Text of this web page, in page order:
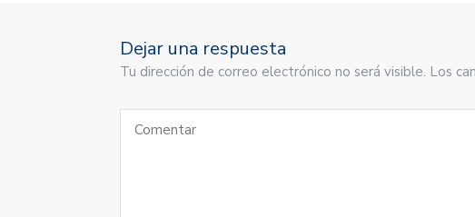
Dejar una respuesta
Tu dirección de correo electrónico no será visible. Los